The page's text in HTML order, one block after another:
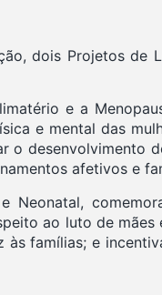
dois Projetos de
e a
e mental das
desenvolvimento
afetivos e
Neonatal,
ao luto de
famílias; e